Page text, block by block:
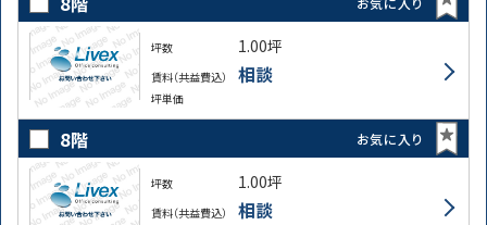
坪数 1.00坪
賃料（共益費込） 相談
坪単価
8階 お気に入り
坪数 1.00坪
賃料（共益費込） 相談